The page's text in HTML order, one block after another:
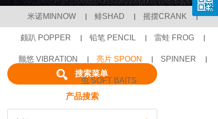
米诺MINNOW | 鲱SHAD | 摇摆CRANK |
颇趴 POPPER | 铅笔 PENCIL | 雷蛙 FROG |
颤悠 VIBRATION | 亮片 SPOON | SPINNER |
虫 SOFT BAITS
搜索菜单
产品搜索